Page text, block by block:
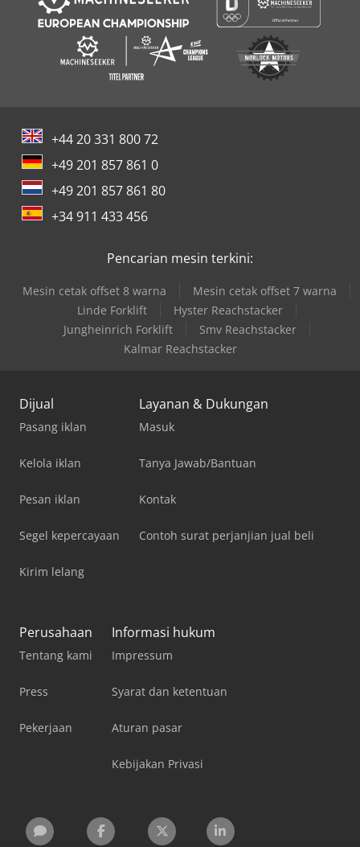
+44 20 331 800 72
+49 201 857 861 0
+49 201 857 861 80
+34 911 433 456
Pencarian mesin terkini:
Mesin cetak offset 8 warna
Mesin cetak offset 7 warna
Linde Forklift
Hyster Reachstacker
Jungheinrich Forklift
Smv Reachstacker
Kalmar Reachstacker
Dijual
Pasang iklan
Kelola iklan
Pesan iklan
Segel kepercayaan
Kirim lelang
Layanan & Dukungan
Masuk
Tanya Jawab/Bantuan
Kontak
Contoh surat perjanjian jual beli
Perusahaan
Tentang kami
Press
Pekerjaan
Informasi hukum
Impressum
Syarat dan ketentuan
Aturan pasar
Kebijakan Privasi